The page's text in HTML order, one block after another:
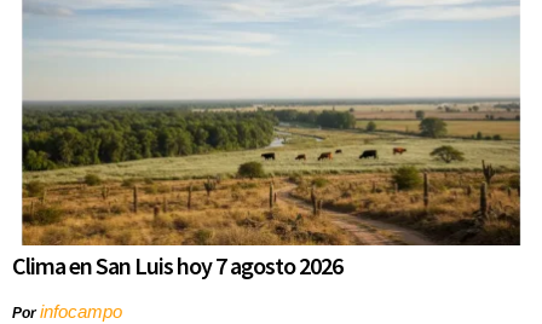
Clima en San Luis hoy 7 agosto 2026
Porinfocampo